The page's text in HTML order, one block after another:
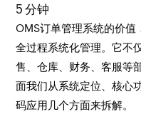
5 分钟
OMS订单管理系统的价值
全过程系统化管理。它不
售、仓库、财务、客服等
面我们从系统定位、核心
码应用几个方面来拆解。